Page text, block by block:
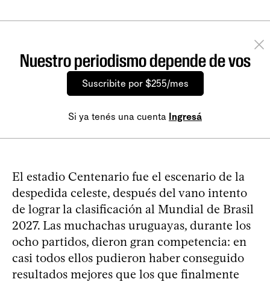
Nuestro periodismo depende de vos
Suscribite por $255/mes
Si ya tenés una cuenta Ingresá
El estadio Centenario fue el escenario de la
despedida celeste, después del vano intento
de lograr la clasificación al Mundial de Brasil
2027. Las muchachas uruguayas, durante los
ocho partidos, dieron gran competencia: en
casi todos ellos pudieron haber conseguido
resultados mejores que los que finalmente